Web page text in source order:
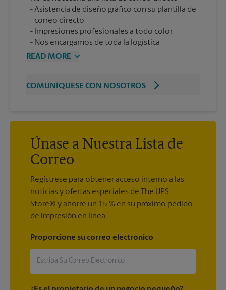
Asistencia de diseño gráfico con su plantilla de
correo directo
Impresiones profesionales a todo color
Nos encargamos de toda la logística
READ MORE
COMUNÍQUESE CON NOSOTROS
Únase a Nuestra Lista de
Correo
Regístrese para obtener acceso interno a las
noticias y ofertas especiales de The UPS
Store® y ahorre un 15 % en su próximo pedido
de impresión en línea.
Proporcione su correo electrónico